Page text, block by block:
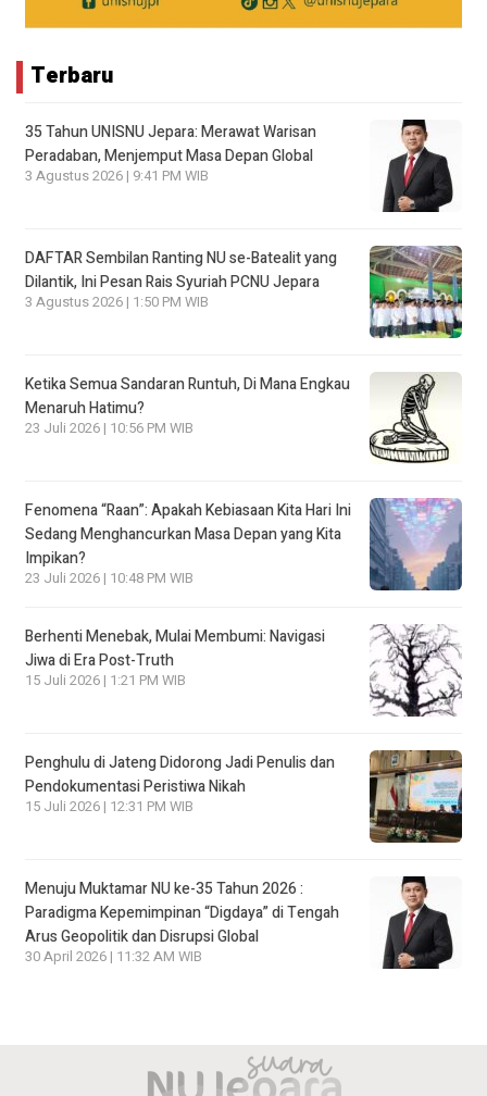
Terbaru
35 Tahun UNISNU Jepara: Merawat Warisan
Peradaban, Menjemput Masa Depan Global
3 Agustus 2026 | 9:41 PM WIB
DAFTAR Sembilan Ranting NU se-Batealit yang
Dilantik, Ini Pesan Rais Syuriah PCNU Jepara
3 Agustus 2026 | 1:50 PM WIB
Ketika Semua Sandaran Runtuh, Di Mana Engkau
Menaruh Hatimu?
23 Juli 2026 | 10:56 PM WIB
Fenomena “Raan”: Apakah Kebiasaan Kita Hari Ini
Sedang Menghancurkan Masa Depan yang Kita
Impikan?
23 Juli 2026 | 10:48 PM WIB
Berhenti Menebak, Mulai Membumi: Navigasi
Jiwa di Era Post-Truth
15 Juli 2026 | 1:21 PM WIB
Penghulu di Jateng Didorong Jadi Penulis dan
Pendokumentasi Peristiwa Nikah
15 Juli 2026 | 12:31 PM WIB
Menuju Muktamar NU ke-35 Tahun 2026 :
Paradigma Kepemimpinan “Digdaya” di Tengah
Arus Geopolitik dan Disrupsi Global
30 April 2026 | 11:32 AM WIB